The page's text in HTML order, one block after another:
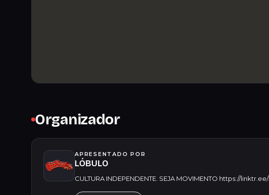
Organizador
APRESENTADO POR
LÓBULO
CULTURA INDEPENDENTE. SEJA MOVIMENTO https://